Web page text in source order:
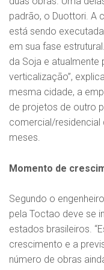
padrão, o Duottori. A
está sendo
em sua fase
da Soja e
verticalização”,
mesma cidade, a
de projetos de outro
comercial/residencial
meses.
Momento de
Segundo o
pela Toctao deve se
estados brasileiros.
crescimento e a
número de obras